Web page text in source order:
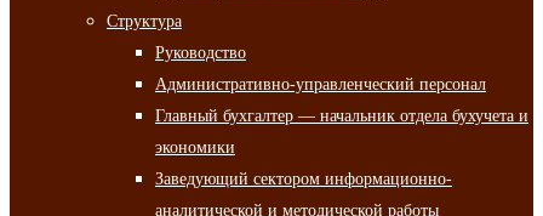
Структура
Руководство
Административно-управленческий персонал
Главный бухгалтер — начальник отдела бухучета и
экономики
Заведующий сектором информационно-
аналитической и методической работы